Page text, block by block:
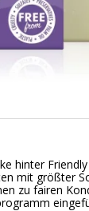
hinter
mit größter
zu fairen